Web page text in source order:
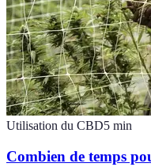
Utilisation du CBD5 min
Combien de temps